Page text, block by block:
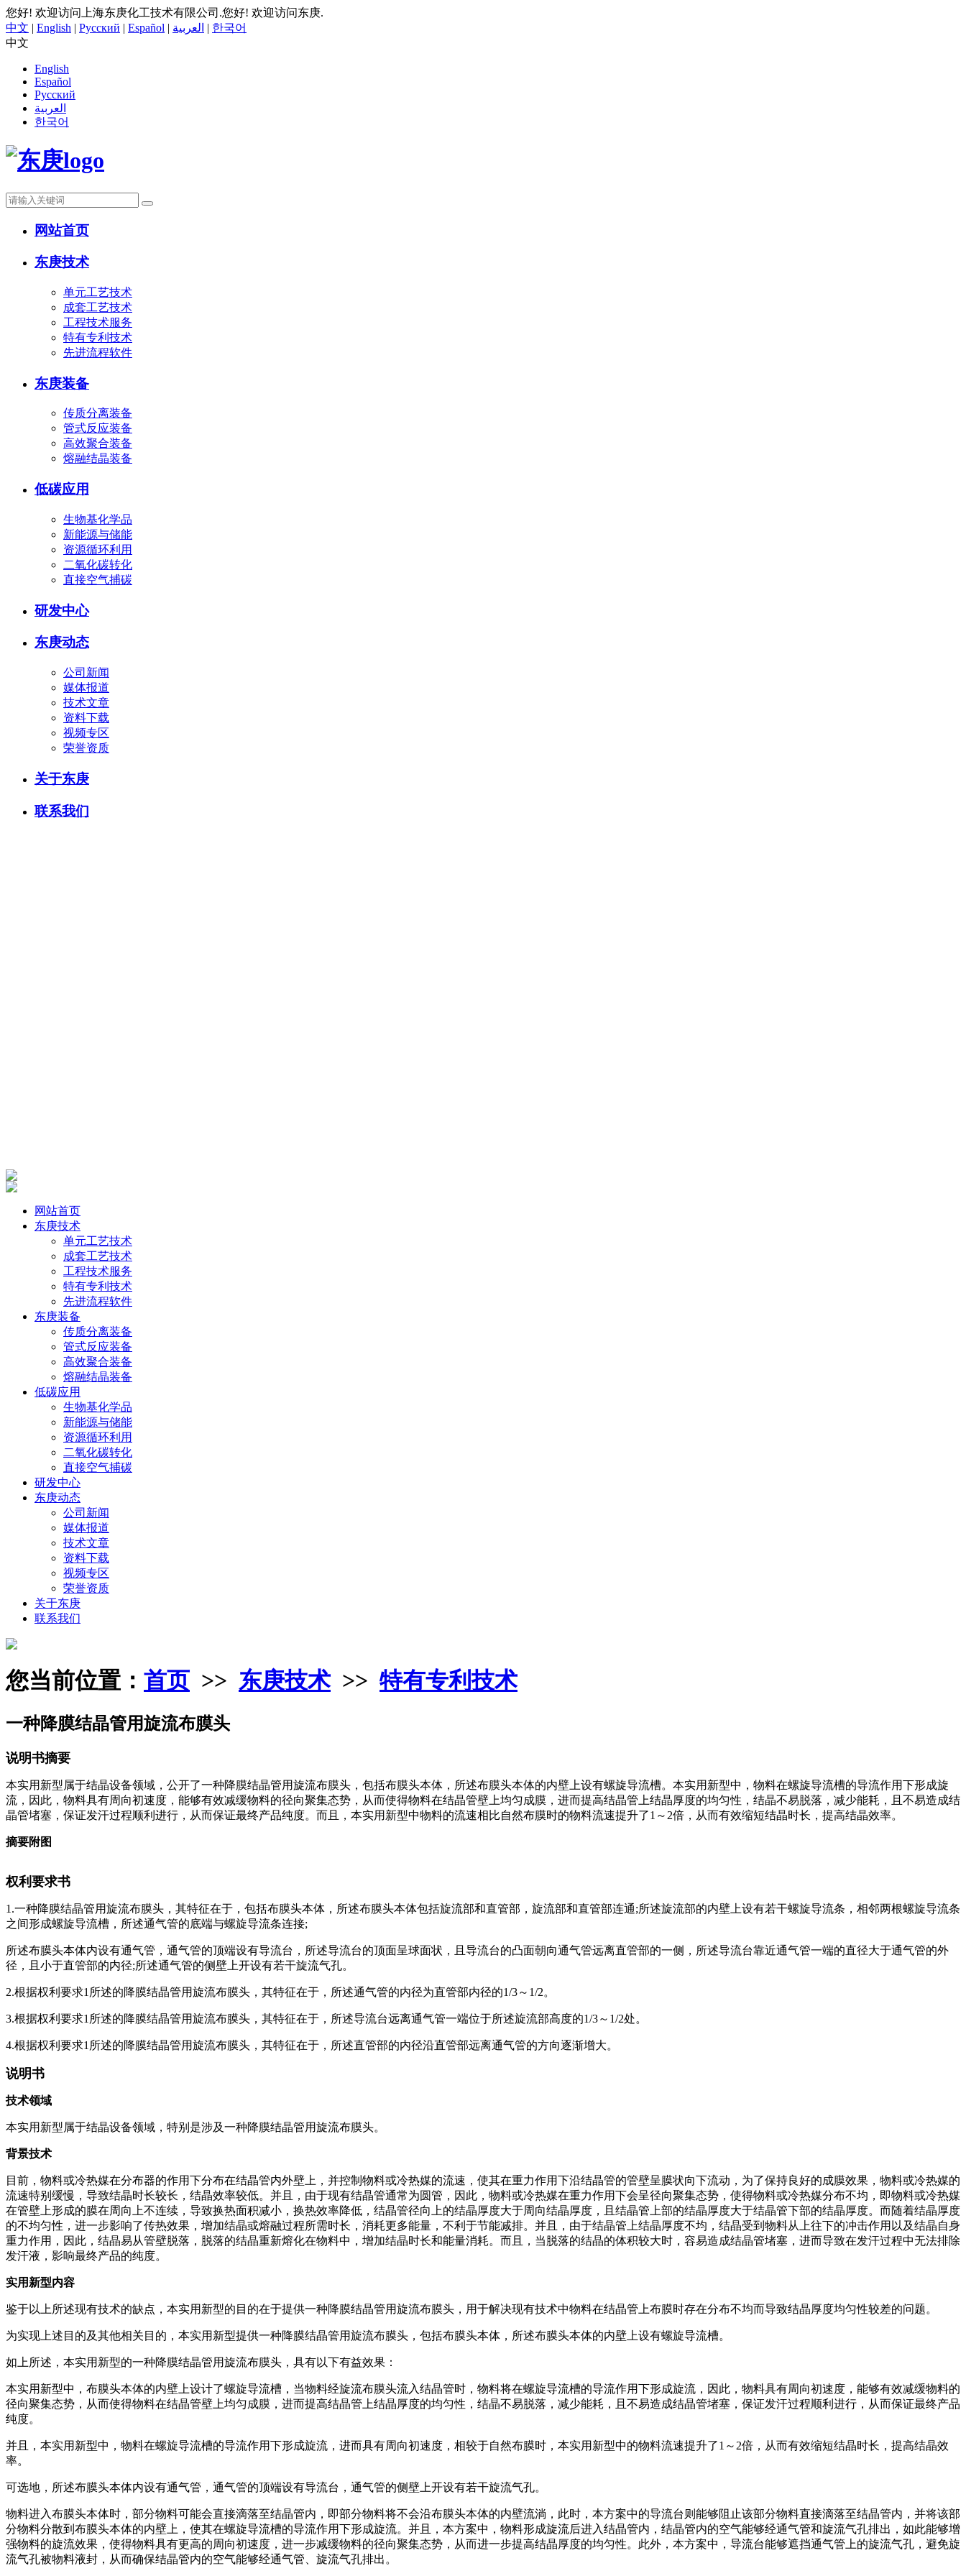
您好! 欢迎访问上海东庚化工技术有限公司.您好! 欢迎访问东庚.
中文 | English | Русский | Español | العربية | 한국어
中文
English
Español
Русский
العربية
한국어
网站首页
东庚技术
单元工艺技术
成套工艺技术
工程技术服务
特有专利技术
先进流程软件
东庚装备
传质分离装备
管式反应装备
高效聚合装备
熔融结晶装备
低碳应用
生物基化学品
新能源与储能
资源循环利用
二氧化碳转化
直接空气捕碳
研发中心
东庚动态
公司新闻
媒体报道
技术文章
资料下载
视频专区
荣誉资质
关于东庚
联系我们
网站首页
东庚技术
单元工艺技术
成套工艺技术
工程技术服务
特有专利技术
先进流程软件
东庚装备
传质分离装备
管式反应装备
高效聚合装备
熔融结晶装备
低碳应用
生物基化学品
新能源与储能
资源循环利用
二氧化碳转化
直接空气捕碳
研发中心
东庚动态
公司新闻
媒体报道
技术文章
资料下载
视频专区
荣誉资质
关于东庚
联系我们
您当前位置： 首页 >> 东庚技术>> 特有专利技术
一种降膜结晶管用旋流布膜头
说明书摘要
本实用新型属于结晶设备领域，公开了一种降膜结晶管用旋流布膜头，包括布膜头本体，所述布膜头本体的内壁上设有螺旋导流槽。本实用新型中，物料在螺旋导流槽的导流作用下形成旋
流，因此，物料具有周向初速度，能够有效减缓物料的径向聚集态势，从而使得物料在结晶管壁上均匀成膜，进而提高结晶管上结晶厚度的均匀性，结晶不易脱落，减少能耗，且不易造成结
晶管堵塞，保证发汗过程顺利进行，从而保证最终产品纯度。而且，本实用新型中物料的流速相比自然布膜时的物料流速提升了1～2倍，从而有效缩短结晶时长，提高结晶效率。
摘要附图
权利要求书
1.一种降膜结晶管用旋流布膜头，其特征在于，包括布膜头本体，所述布膜头本体包括旋流部和直管部，旋流部和直管部连通;所述旋流部的内壁上设有若干螺旋导流条，相邻两根螺旋导流条
之间形成螺旋导流槽，所述通气管的底端与螺旋导流条连接;
所述布膜头本体内设有通气管，通气管的顶端设有导流台，所述导流台的顶面呈球面状，且导流台的凸面朝向通气管远离直管部的一侧，所述导流台靠近通气管一端的直径大于通气管的外
径，且小于直管部的内径;所述通气管的侧壁上开设有若干旋流气孔。
2.根据权利要求1所述的降膜结晶管用旋流布膜头，其特征在于，所述通气管的内径为直管部内径的1/3～1/2。
3.根据权利要求1所述的降膜结晶管用旋流布膜头，其特征在于，所述导流台远离通气管一端位于所述旋流部高度的1/3～1/2处。
4.根据权利要求1所述的降膜结晶管用旋流布膜头，其特征在于，所述直管部的内径沿直管部远离通气管的方向逐渐增大。
说明书
技术领域
本实用新型属于结晶设备领域，特别是涉及一种降膜结晶管用旋流布膜头。
背景技术
目前，物料或冷热媒在分布器的作用下分布在结晶管内外壁上，并控制物料或冷热媒的流速，使其在重力作用下沿结晶管的管壁呈膜状向下流动，为了保持良好的成膜效果，物料或冷热媒的
流速特别缓慢，导致结晶时长较长，结晶效率较低。并且，由于现有结晶管通常为圆管，因此，物料或冷热媒在重力作用下会呈径向聚集态势，使得物料或冷热媒分布不均，即物料或冷热媒
在管壁上形成的膜在周向上不连续，导致换热面积减小，换热效率降低，结晶管径向上的结晶厚度大于周向结晶厚度，且结晶管上部的结晶厚度大于结晶管下部的结晶厚度。而随着结晶厚度
的不均匀性，进一步影响了传热效果，增加结晶或熔融过程所需时长，消耗更多能量，不利于节能减排。并且，由于结晶管上结晶厚度不均，结晶受到物料从上往下的冲击作用以及结晶自身
重力作用，因此，结晶易从管壁脱落，脱落的结晶重新熔化在物料中，增加结晶时长和能量消耗。而且，当脱落的结晶的体积较大时，容易造成结晶管堵塞，进而导致在发汗过程中无法排除
发汗液，影响最终产品的纯度。
实用新型内容
鉴于以上所述现有技术的缺点，本实用新型的目的在于提供一种降膜结晶管用旋流布膜头，用于解决现有技术中物料在结晶管上布膜时存在分布不均而导致结晶厚度均匀性较差的问题。
为实现上述目的及其他相关目的，本实用新型提供一种降膜结晶管用旋流布膜头，包括布膜头本体，所述布膜头本体的内壁上设有螺旋导流槽。
如上所述，本实用新型的一种降膜结晶管用旋流布膜头，具有以下有益效果：
本实用新型中，布膜头本体的内壁上设计了螺旋导流槽，当物料经旋流布膜头流入结晶管时，物料将在螺旋导流槽的导流作用下形成旋流，因此，物料具有周向初速度，能够有效减缓物料的
径向聚集态势，从而使得物料在结晶管壁上均匀成膜，进而提高结晶管上结晶厚度的均匀性，结晶不易脱落，减少能耗，且不易造成结晶管堵塞，保证发汗过程顺利进行，从而保证最终产品
纯度。
并且，本实用新型中，物料在螺旋导流槽的导流作用下形成旋流，进而具有周向初速度，相较于自然布膜时，本实用新型中的物料流速提升了1～2倍，从而有效缩短结晶时长，提高结晶效
率。
可选地，所述布膜头本体内设有通气管，通气管的顶端设有导流台，通气管的侧壁上开设有若干旋流气孔。
物料进入布膜头本体时，部分物料可能会直接滴落至结晶管内，即部分物料将不会沿布膜头本体的内壁流淌，此时，本方案中的导流台则能够阻止该部分物料直接滴落至结晶管内，并将该部
分物料分散到布膜头本体的内壁上，使其在螺旋导流槽的导流作用下形成旋流。并且，本方案中，物料形成旋流后进入结晶管内，结晶管内的空气能够经通气管和旋流气孔排出，如此能够增
强物料的旋流效果，使得物料具有更高的周向初速度，进一步减缓物料的径向聚集态势，从而进一步提高结晶厚度的均匀性。此外，本方案中，导流台能够遮挡通气管上的旋流气孔，避免旋
流气孔被物料液封，从而确保结晶管内的空气能够经通气管、旋流气孔排出。